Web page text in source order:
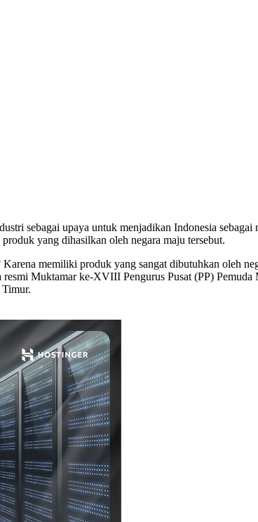
sebagai upaya untuk menjadikan Indonesia sebagai
yang dihasilkan oleh negara maju tersebut.
memiliki produk yang sangat dibutuhkan oleh
Muktamar ke-XVIII Pengurus Pusat (PP)